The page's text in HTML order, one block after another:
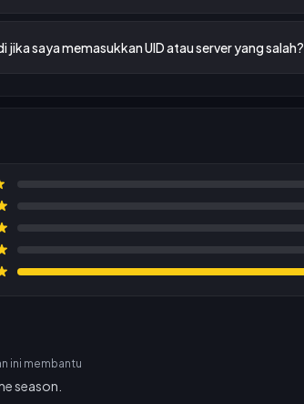
jika saya memasukkan UID atau server yang salah?
ini membantu
season.